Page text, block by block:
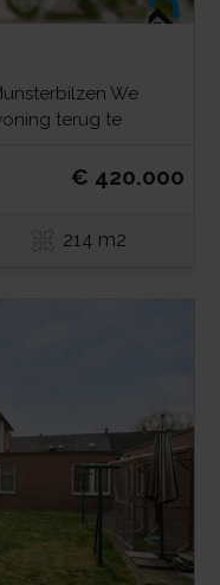
We
terug te
€ 420.000
214 m2